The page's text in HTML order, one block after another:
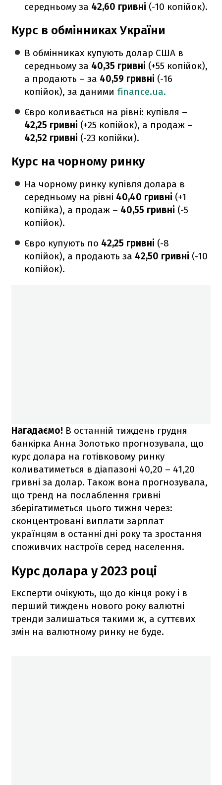
середньому за 42,60 гривні (-10 копійок).
Курс в обмінниках України
В обмінниках купують долар США в
середньому за 40,35 гривні (+55 копійок),
а продають – за 40,59 гривні (-16
копійок), за даними finance.ua.
Євро коливається на рівні: купівля –
42,25 гривні (+25 копійок), а продаж –
42,52 гривні (-23 копійки).
Курс на чорному ринку
На чорному ринку купівля долара в
середньому на рівні 40,40 гривні (+1
копійка), а продаж – 40,55 гривні (-5
копійок).
Євро купують по 42,25 гривні (-8
копійок), а продають за 42,50 гривні (-10
копійок).
Нагадаємо! В останній тиждень грудня
банкірка Анна Золотько прогнозувала, що
курс долара на готівковому ринку
коливатиметься в діапазоні 40,20 – 41,20
гривні за долар. Також вона прогнозувала,
що тренд на послаблення гривні
зберігатиметься цього тижня через:
сконцентровані виплати зарплат
українцям в останні дні року та зростання
споживчих настроїв серед населення.
Курс долара у 2023 році
Експерти очікують, що до кінця року і в
перший тиждень нового року валютні
тренди залишаться такими ж, а суттєвих
змін на валютному ринку не буде.